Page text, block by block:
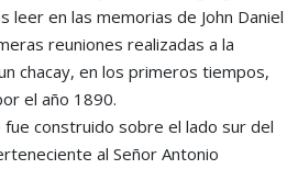
leer en las memorias de John Daniel
reuniones realizadas a la
chacay, en los primeros tiempos,
el año 1890.
construido sobre el lado sur del
al Señor Antonio